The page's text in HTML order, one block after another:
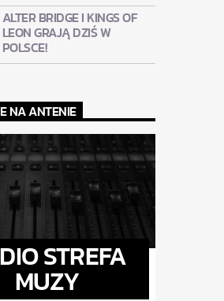
ALTER BRIDGE I KINGS OF
LEON GRAJĄ DZIŚ W
POLSCE!
NA ANTENIE
STREFA
MUZY